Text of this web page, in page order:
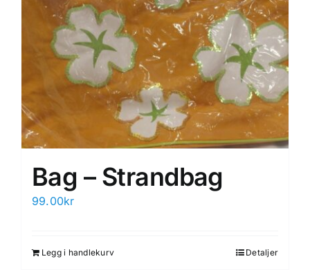
Bag – Strandbag
99.00kr
Legg i handlekurv Detaljer